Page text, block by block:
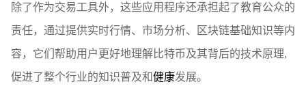
除了作为交易工具外，这些应用程序还承担起了教育公众的
责任，通过提供实时行情、市场分析、区块链基础知识等内
容，它们帮助用户更好地理解比特币及其背后的技术原理,
促进了整个行业的知识普及和健康发展。